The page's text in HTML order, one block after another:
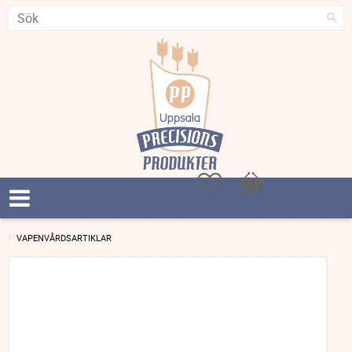
FavoriterKundvagn
VAPENVÅRDSARTIKLAR